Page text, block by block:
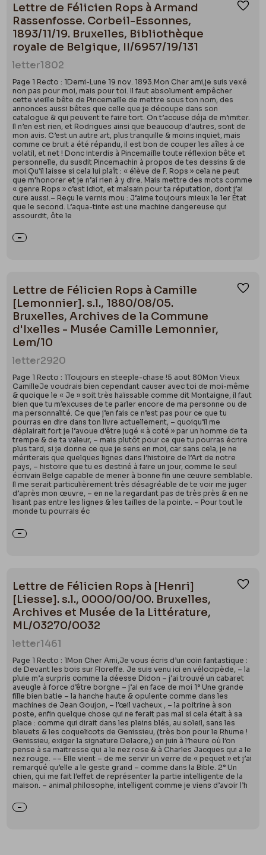
Lettre de Félicien Rops à Armand
Rassenfosse. Corbeil-Essonnes,
1893/11/19. Bruxelles, Bibliothèque
royale de Belgique, II/6957/19/131
letter1802
Page 1 Recto : 1Demi-Lune 19 nov. 1893.Mon Cher ami,je suis vexé
non pas pour moi, mais pour toi. Il faut absolument empêcher
cette vieille bête de Pincemaille de mettre sous ton nom, des
annonces aussi bêtes que celle que je découpe dans son
catalogue & qui peuvent te faire tort. On t’accuse déja de m’imiter.
Il n’en est rien, et Rodrigues ainsi que beaucoup d’autres, sont de
mon avis. C’est un autre art, plus tranquille & moins inquiet, mais
comme ce bruit a été répandu, il est bon de couper les aîles à ce
volatil, et net ! Donc interdis à Pincemaille toute réflexion bête et
personnelle, du susdit Pincemachin à propos de tes dessins & de
moi.Qu’il laisse si cela lui plaît : « élève de F. Rops » cela ne peut
que m’honorer et je n’ai rien à y dire. Mais mettre des mots comme
« genre Rops » c’est idiot, et malsain pour ta réputation, dont j’ai
cure aussi.– Reçu le vernis mou : J’aime toujours mieux le 1er État
que le second. L’aqua-tinte est une machine dangereuse qui
assourdit, ôte le
Lettre de Félicien Rops à Camille
[Lemonnier]. s.l., 1880/08/05.
Bruxelles, Archives de la Commune
d'Ixelles - Musée Camille Lemonnier,
Lem/10
letter2920
Page 1 Recto : 1Toujours en steeple-chase !5 aout 80Mon Vieux
CamilleJe voudrais bien cependant causer avec toi de moi-même
& quoique le « Je » soit très haïssable comme dit Montaigne, il faut
bien que tu m’excuses de te parler encore de ma personne ou de
ma personnalité. Ce que j’en fais ce n’est pas pour ce que tu
pourras en dire dans ton livre actuellement, – quoiqu’il me
déplairait fort je l’avoue d’être jugé « à coté » par un homme de ta
trempe & de ta valeur, – mais plutôt pour ce que tu pourras écrire
plus tard, si je donne ce que je sens en moi, car sans cela, je ne
mériterais que quelques lignes dans l’histoire de l’Art de notre
pays, – histoire que tu es destiné à faire un jour, comme le seul
écrivain Belge capable de mener à bonne fin une œuvre semblable.
Il me serait particulièrement très désagréable de te voir me juger
d’après mon œuvre, – en ne la regardant pas de très près & en ne
lisant pas entre les lignes & les tailles de la pointe. – Pour tout le
monde tu pourrais éc
Lettre de Félicien Rops à [Henri]
[Liesse]. s.l., 0000/00/00. Bruxelles,
Archives et Musée de la Littérature,
ML/03270/0032
letter1461
Page 1 Recto : 1Mon Cher Ami,Je vous écris d’un coin fantastique :
de Devant les bois sur Floreffe. Je suis venu ici en vélocipède, – la
pluie m’a surpris comme la déesse Didon – j’ai trouvé un cabaret
aveugle à force d’être borgne – j’ai en face de moi 1° Une grande
fille bien batie – la hanche haute & opulente comme dans les
machines de Jean Goujon, – l’œil vacheux , – la poitrine à son
poste, enfin quelque chose qui ne ferait pas mal si cela était à sa
place : comme qui dirait dans les pleins blés, au soleil, sans les
bleuets & les coquelicots de Genissieu, (très bon pour le Rhume !
Genissieu, exiger la signature Delacre,) en juin à l’heure où l’on
pense à sa maitresse qui a le nez rose & à Charles Jacques qui a le
nez rouge. –– Elle vient – de me servir un verre de « pequet » et j’ai
remarqué qu’elle a le geste grand – comme dans la Bible. 2° Un
chien, qui me fait l’effet de représenter la partie intelligente de la
maison. – animal philosophe, intelligent comme je viens d’avoir l’h